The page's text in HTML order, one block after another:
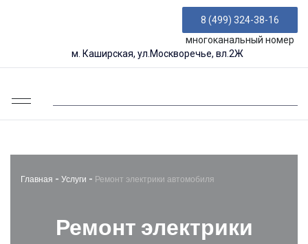
8 (499) 324-38-16
многоканальный номер
м. Каширская, ул.Москворечье, вл.2Ж
Главная - Услуги - Ремонт электрики автомобиля
Ремонт электрики